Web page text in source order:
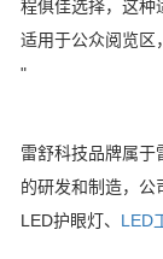
程俱佳选择，这种
适用于公众阅览区
"
雷舒科技品牌属于
的研发和制造，公
LED护眼灯、 LED